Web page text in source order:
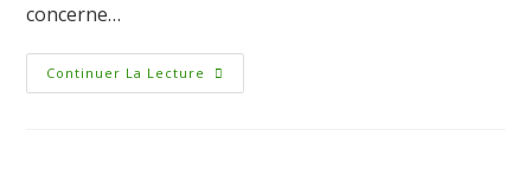
concerne…
Continuer La Lecture